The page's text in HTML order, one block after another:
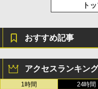
ト
おすすめ記事
アクセスランキング
1時間 24時間